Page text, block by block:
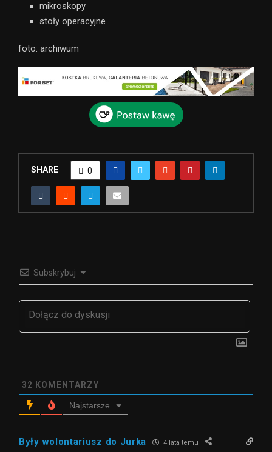
mikroskopy
stoły operacyjne
foto: archiwum
SHARE 0
Subskrybuj
32 KOMENTARZY
Najstarsze
Były wolontariusz do Jurka 4 lata temu